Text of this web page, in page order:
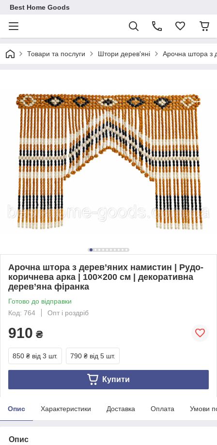
Best Home Goods
Товари та послуги Штори дерев'яні Арочна штора з
Арочна штора з дерев’яних намистин | Рудо-
коричнева арка | 100×200 см | декоративна
дерев’яна фіранка
Готово до відправки
Код: 764
Опт і роздріб
910 ₴
850 ₴ від 3 шт. 790 ₴ від 5 шт.
Купити
Опис Характеристики Доставка Оплата Умови
Опис